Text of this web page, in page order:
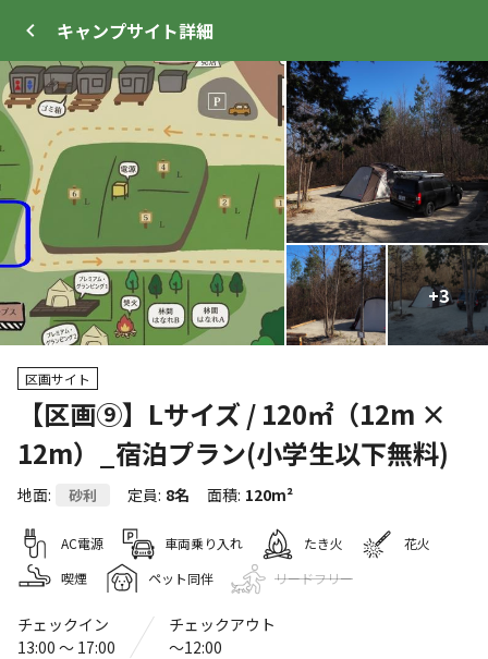
キャンプサイト詳細
+3
区画サイト
【区画⑨】Lサイズ / 120㎡（12m ×
12m）_宿泊プラン(小学生以下無料)
地面: 砂利 定員: 8名 面積: 120m²
AC電源 車両乗り入れ たき火
花火
喫煙
ペット同伴 リードフリー
チェックイン
13:00 〜 17:00
チェックアウト
〜12:00
+82
サイト・宿泊施設
WEB予約可能 クーポン利用可
キャンプサイト
宿泊施設
442
ラスタ キャンプ 白州
4.5（17件）
〒408-0313 山梨県 北杜市白州町横手3861-1